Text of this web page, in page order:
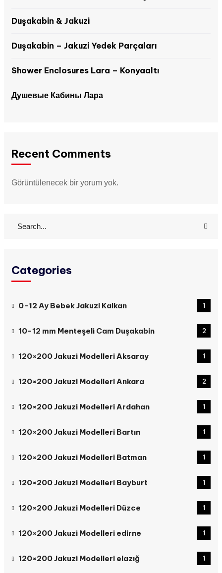
Duşakabin & Jakuzi
Duşakabin – Jakuzi Yedek Parçaları
Shower Enclosures Lara – Konyaaltı
Душевые Кабины Лара
Recent Comments
Görüntülenecek bir yorum yok.
Categories
0-12 Ay Bebek Jakuzi Kalkan 1
10-12 mm Menteşeli Cam Duşakabin 2
120×200 Jakuzi Modelleri Aksaray 1
120×200 Jakuzi Modelleri Ankara 2
120×200 Jakuzi Modelleri Ardahan 1
120×200 Jakuzi Modelleri Bartın 1
120×200 Jakuzi Modelleri Batman 1
120×200 Jakuzi Modelleri Bayburt 1
120×200 Jakuzi Modelleri Düzce 1
120×200 Jakuzi Modelleri edirne 1
120×200 Jakuzi Modelleri elazığ 1